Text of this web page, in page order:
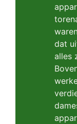
dat
alles